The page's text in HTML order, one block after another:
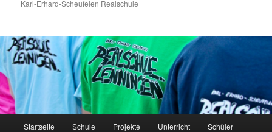
Karl-Erhard-Scheufelen Realschule
Startseite Schule Projekte Unterricht Schüler